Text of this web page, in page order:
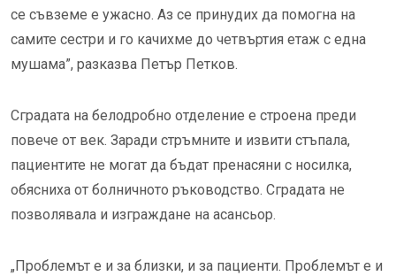
се съвземе е ужасно. Аз се принудих да помогна на
самите сестри и го качихме до четвъртия етаж с една
мушама”, разказва Петър Петков.
Сградата на белодробно отделение е строена преди
повече от век. Заради стръмните и извити стъпала,
пациентите не могат да бъдат пренасяни с носилка,
обясниха от болничното ръководство. Сградата не
позволявала и изграждане на асансьор.
„Проблемът е и за близки, и за пациенти. Проблемът е и